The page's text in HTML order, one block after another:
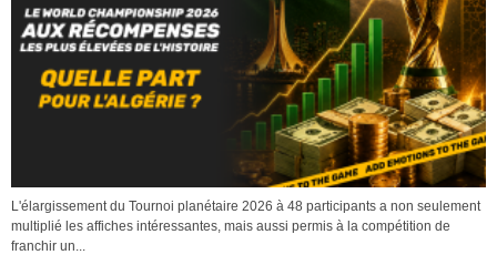
L'élargissement du Tournoi planétaire 2026 à 48 participants a non seulement
multiplié les affiches intéressantes, mais aussi permis à la compétition de
franchir un...